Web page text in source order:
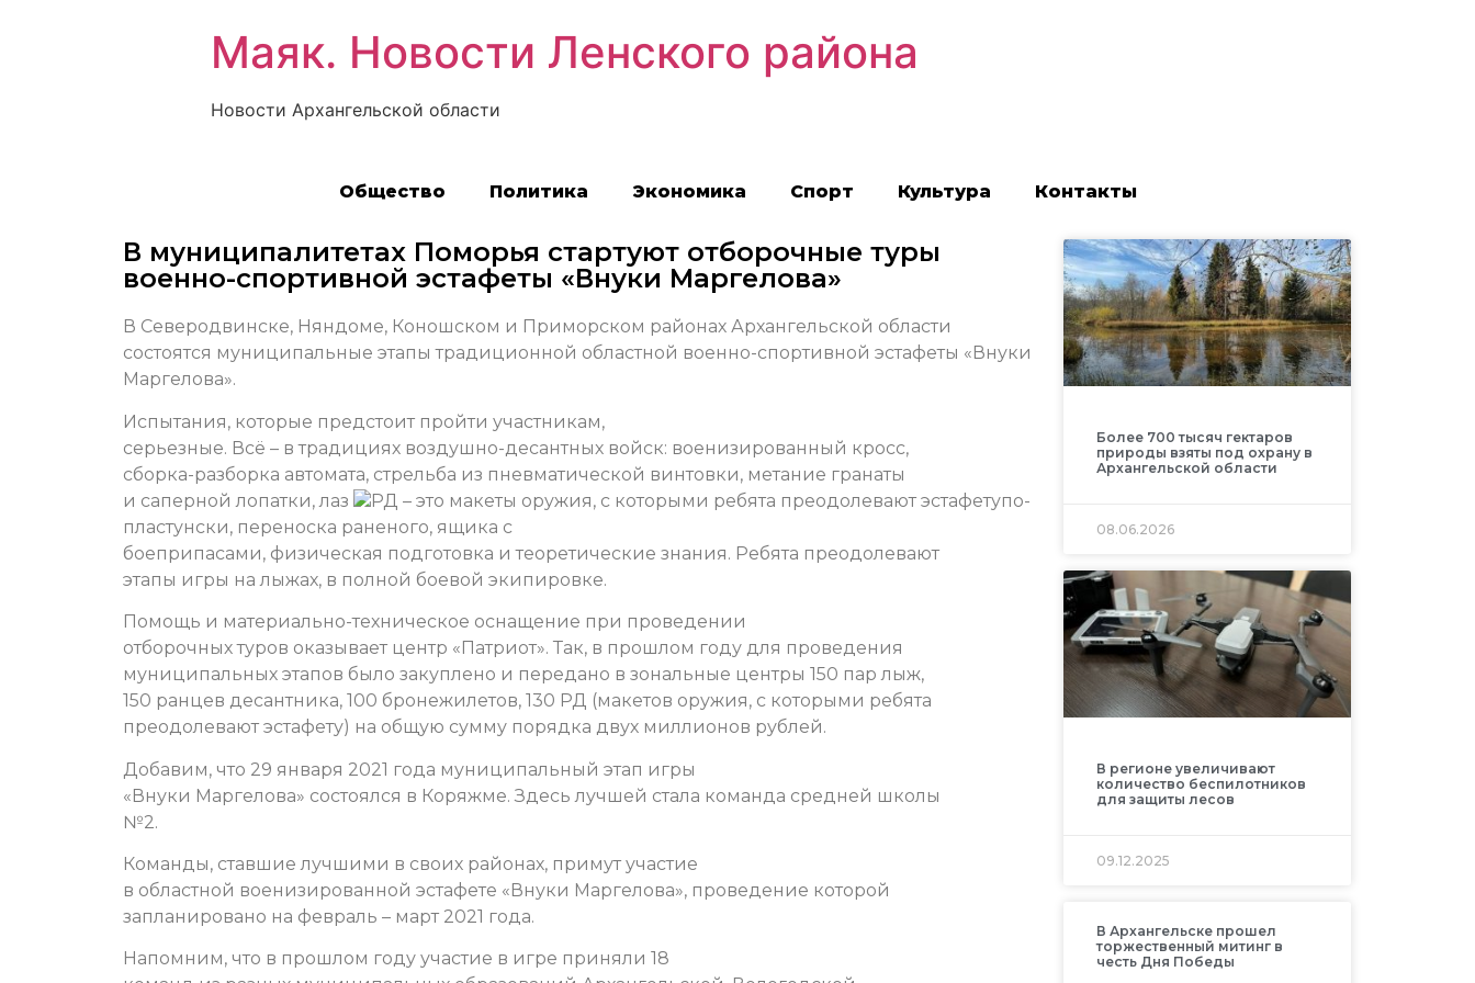
Маяк. Новости Ленского района
Новости Архангельской области
Общество Политика Экономика Спорт Культура Контакты
В муниципалитетах Поморья стартуют отборочные туры
военно-спортивной эстафеты «Внуки Маргелова»
В Северодвинске, Няндоме, Коношском и Приморском районах Архангельской области
состоятся муниципальные этапы традиционной областной военно-спортивной эстафеты «Внуки
Маргелова».
Испытания, которые предстоит пройти участникам,
серьезные. Всё – в традициях воздушно-десантных войск: военизированный кросс,
сборка-разборка автомата, стрельба из пневматической винтовки, метание гранаты
и саперной лопатки, лаз
РД – это макеты оружия, с которыми ребята преодолевают эстафетупо-
пластунски, переноска раненого, ящика с
боеприпасами, физическая подготовка и теоретические знания. Ребята преодолевают
этапы игры на лыжах, в полной боевой экипировке.
Помощь и материально-техническое оснащение при проведении
отборочных туров оказывает центр «Патриот». Так, в прошлом году для проведения
муниципальных этапов было закуплено и передано в зональные центры 150 пар лыж,
150 ранцев десантника, 100 бронежилетов, 130 РД (макетов оружия, с которыми ребята
преодолевают эстафету) на общую сумму порядка двух миллионов рублей.
Добавим, что 29 января 2021 года муниципальный этап игры
«Внуки Маргелова» состоялся в Коряжме. Здесь лучшей стала команда средней школы
№2.
Команды, ставшие лучшими в своих районах, примут участие
в областной военизированной эстафете «Внуки Маргелова», проведение которой
запланировано на февраль – март 2021 года.
Напомним, что в прошлом году участие в игре приняли 18
Более 700 тысяч гектаров
природы взяты под охрану в
Архангельской области
08.06.2026
В регионе увеличивают
количество беспилотников
для защиты лесов
09.12.2025
В Архангельске прошел
торжественный митинг в
честь Дня Победы